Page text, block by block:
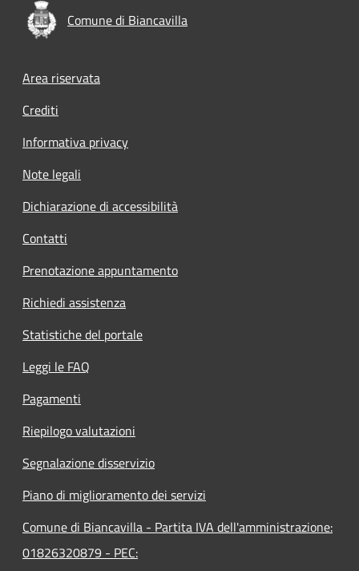
Comune di Biancavilla
Footer menu
Area riservata
Crediti
Informativa privacy
Note legali
Dichiarazione di accessibilità
Contatti
Prenotazione appuntamento
Richiedi assistenza
Statistiche del portale
Leggi le FAQ
Pagamenti
Riepilogo valutazioni
Segnalazione disservizio
Piano di miglioramento dei servizi
Comune di Biancavilla - Partita IVA dell'amministrazione:
01826320879 - PEC: